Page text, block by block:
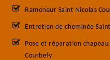
Ramoneur Saint Nicolas
Entretien de cheminée
Pose et réparation
Courbefy